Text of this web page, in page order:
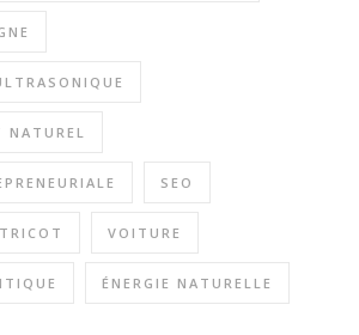
NATUREL
SEO
TRICOT VOITURE
ÉNERGIE NATURELLE